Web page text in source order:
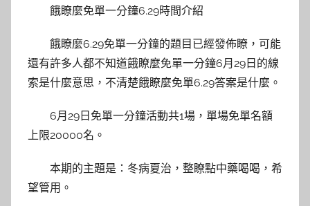
餓瞭麼免單一分鐘6.29時間介紹
餓瞭麼6.29免單一分鐘的題目已經發佈瞭，可能
還有許多人都不知道餓瞭麼免單一分鐘6月29日的線
索是什麼意思，不清楚餓瞭麼免單6.29答案是什麼。
6月29日免單一分鐘活動共1場，單場免單名額
上限20000名。
本期的主題是：冬病夏治，整瞭點中藥喝喝，希
望管用。